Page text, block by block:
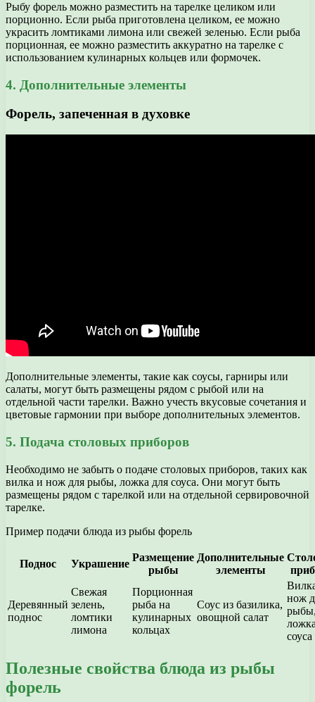
Рыбу форель можно разместить на тарелке целиком или
порционно. Если рыба приготовлена целиком, ее можно
украсить ломтиками лимона или свежей зеленью. Если рыба
порционная, ее можно разместить аккуратно на тарелке с
использованием кулинарных кольцев или формочек.
4. Дополнительные элементы
Форель, запеченная в духовке
Дополнительные элементы, такие как соусы, гарниры или
салаты, могут быть размещены рядом с рыбой или на
отдельной части тарелки. Важно учесть вкусовые сочетания и
цветовые гармонии при выборе дополнительных элементов.
5. Подача столовых приборов
Необходимо не забыть о подаче столовых приборов, таких как
вилка и нож для рыбы, ложка для соуса. Они могут быть
размещены рядом с тарелкой или на отдельной сервировочной
тарелке.
Пример подачи блюда из рыбы форель
Поднос Украшение
Размещение
рыбы
Дополнительные
элементы
Деревянный
поднос
Свежая
зелень,
ломтики
лимона
Порционная
рыба на
кулинарных
кольцах
Соус из базилика,
овощной салат
нож
соуса
Полезные свойства блюда из рыбы
форель